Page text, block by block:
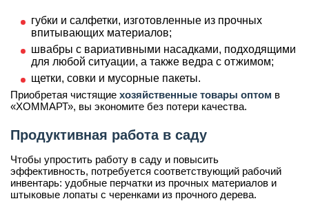
губки и салфетки, изготовленные из прочных
впитывающих материалов;
швабры с вариативными насадками, подходящими
для любой ситуации, а также ведра с отжимом;
щетки, совки и мусорные пакеты.
Приобретая чистящие хозяйственные товары оптом в
«ХОММАРТ», вы экономите без потери качества.
Продуктивная работа в саду
Чтобы упростить работу в саду и повысить
эффективность, потребуется соответствующий рабочий
инвентарь: удобные перчатки из прочных материалов и
штыковые лопаты с черенками из прочного дерева.